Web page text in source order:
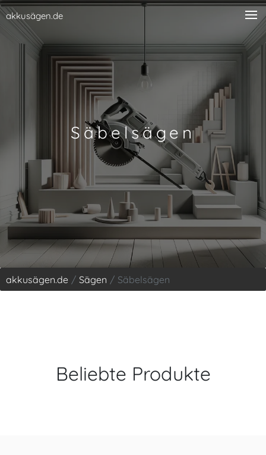
akkusägen.de
Säbelsägen
akkusägen.de Sägen Säbelsägen
Beliebte Produkte